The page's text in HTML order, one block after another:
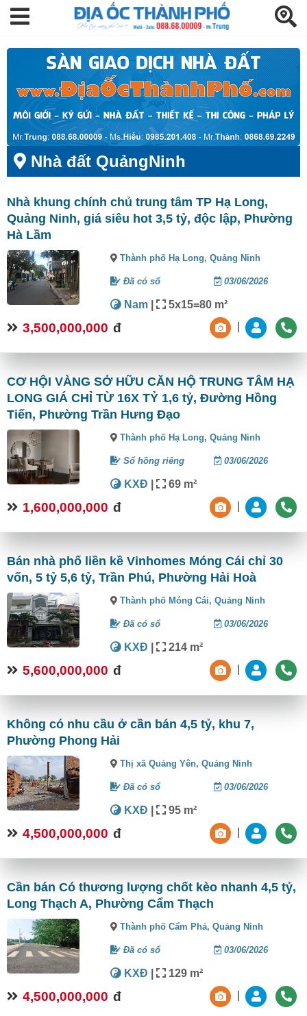
Nhà đất QuảngNinh
Nhà khung chính chủ trung tâm TP Hạ Long,
Quảng Ninh, giá siêu hot 3,5 tỷ, độc lập, Phường
Hà Lầm
Thành phố Hạ Long,Quảng Ninh
Đã có sổ 03/06/2026
Nam | 5x15=80 m²
3,500,000,000 đ
CƠ HỘI VÀNG SỞ HỮU CĂN HỘ TRUNG TÂM HẠ
LONG GIÁ CHỈ TỪ 16X TỶ 1,6 tỷ, Đường Hồng
Tiến, Phường Trần Hưng Đạo
Thành phố Hạ Long,Quảng Ninh
Sổ hồng riêng 03/06/2026
KXĐ | 69 m²
1,600,000,000 đ
Bán nhà phố liền kề Vinhomes Móng Cái chỉ 30
vốn, 5 tỷ 5,6 tỷ, Trần Phú, Phường Hải Hoà
Thành phố Móng Cái,Quảng Ninh
Đã có sổ 03/06/2026
KXĐ | 214 m²
5,600,000,000 đ
Không có nhu cầu ở cần bán 4,5 tỷ, khu 7,
Phường Phong Hải
Thị xã Quảng Yên,Quảng Ninh
Đã có sổ 03/06/2026
KXĐ | 95 m²
4,500,000,000 đ
Cần bán Có thương lượng chốt kèo nhanh 4,5 tỷ,
Long Thạch A, Phường Cẩm Thạch
Thành phố Cẩm Phả,Quảng Ninh
Đã có sổ 03/06/2026
KXĐ | 129 m²
4,500,000,000 đ